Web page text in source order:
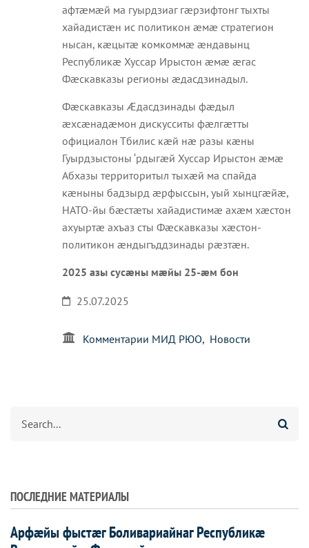
афтæмæй ма гуырдзиаг гæрзифтонг тыхты
хайадистæн ис политикон æмæ стратегион
нысан, кæцытæ комкоммæ æндавынц
Республикæ Хуссар Ирыстон æмæ æгас
Фæскавказы регионы æдасдзинадыл.
Фæскавказы Æдасдзинады фæдыл
æхсæнадæмон дискусситы фæлгæтты
официалон Тбилис кæй нæ разы кæны
Гуырдзыстоны ‘рдыгæй Хуссар Ирыстон æмæ
Абхазы территоритыл тыхæй ма спайда
кæныны бадзырд æрфыссын, уый хынцгæйæ,
НАТО-йы бæстæты хайадистимæ ахæм хæстон
ахуыртæ ахъаз сты Фæскавказы хæстон-
политикон æндыгъддзинады рæзтæн.
2025 азы сусæны мæйы 25-æм бон
25.07.2025
Комментарии МИД РЮО Новости
ПОСЛЕДНИЕ МАТЕРИАЛЫ
Арфæйы фыстæг Боливариайнаг Республикæ